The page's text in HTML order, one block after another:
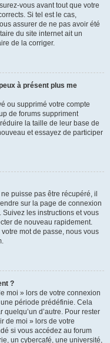
vous avant tout que votre
Si tel est le cas,
assurer de ne pas avoir été
du site internet ait un
de la corriger.
à présent plus me
ou supprimé votre compte
de forums suppriment
la taille de leur base de
et essayez de participer
puisse pas être récupéré, il
sur la page de connexion
Suivez les instructions et vous
de nouveau rapidement.
mot de passe, nous vous
?
moi » lors de votre connexion
période prédéfinie. Cela
d’autre. Pour rester
de moi » lors de votre
si vous accédez au forum
un cybercafé, une université,